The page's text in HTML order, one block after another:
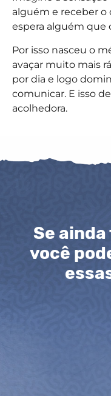
alguém e receber o
espera alguém que
Por isso nasceu o
avaçar muito mais
por dia e logo
comunicar. E isso
acolhedora.
Se
você